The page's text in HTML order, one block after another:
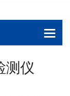
测仪